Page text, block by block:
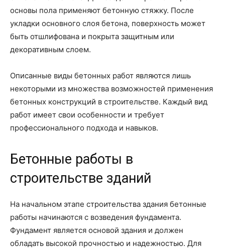
основы пола применяют бетонную стяжку. После
укладки основного слоя бетона, поверхность может
быть отшлифована и покрыта защитным или
декоративным слоем.
Описанные виды бетонных работ являются лишь
некоторыми из множества возможностей применения
бетонных конструкций в строительстве. Каждый вид
работ имеет свои особенности и требует
профессионального подхода и навыков.
Бетонные работы в
строительстве зданий
На начальном этапе строительства здания бетонные
работы начинаются с возведения фундамента.
Фундамент является основой здания и должен
обладать высокой прочностью и надежностью. Для